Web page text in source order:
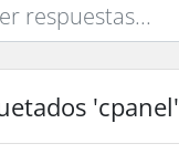
'cpanel'